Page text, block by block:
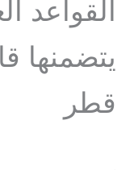
القواعد
يتضمنها
قطر